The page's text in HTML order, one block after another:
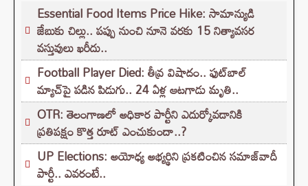
Essential Food Items Price Hike: సామాన్యుడి
జేబుకు చిల్లు.. పప్పు నుంచి నూనె వరకు 15 నిత్యావసర
వస్తువులు ఖరీదు..
Football Player Died: తీవ్ర విషాదం.. ఫుట్‌బాల్
మ్యాచ్‌పై పడిన పిడుగు.. 24 ఏళ్ల ఆటగాడు మృతి..
OTR: తెలంగాణలో అధికార పార్టీని ఎదుర్కోవడానికి
ప్రతిపక్షం కొత్త రూట్‌ ఎంచుకుందా..?
UP Elections: అయోధ్య అభ్యర్థిని ప్రకటించిన సమాజ్‌వాదీ
పార్టీ.. ఎవరంటే..